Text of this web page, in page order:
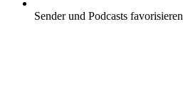
Sender und Podcasts favorisieren